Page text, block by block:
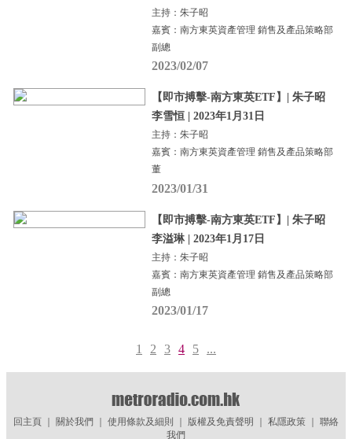
主持：朱子昭
嘉賓：南方東英資產管理 銷售及產品策略部
副總
2023/02/07
【即市搏擊-南方東英ETF】| 朱子昭
李雪恒 | 2023年1月31日
主持：朱子昭
嘉賓：南方東英資產管理 銷售及產品策略部
董
2023/01/31
【即市搏擊-南方東英ETF】| 朱子昭
李溢琳 | 2023年1月17日
主持：朱子昭
嘉賓：南方東英資產管理 銷售及產品策略部
副總
2023/01/17
1 2 3 4 5 ...
回主頁｜ 關於我們 使用條款及細則 版權及免責聲明 私隱政策｜ 聯絡
我們